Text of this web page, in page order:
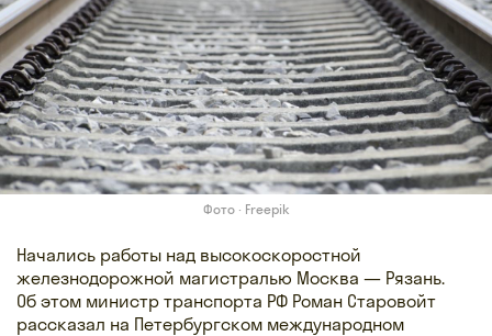
Фото · Freepik
Начались работы над высокоскоростной
железнодорожной магистралью Москва — Рязань.
Об этом министр транспорта РФ Роман Старовойт
рассказал на Петербургском международном